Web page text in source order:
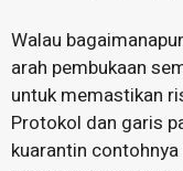
Walau
arah pembukaan
untuk memastikan
Protokol dan garis
kuarantin